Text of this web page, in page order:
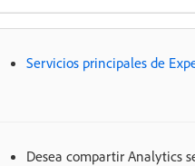
Servicios principales de
Desea compartir Analytics